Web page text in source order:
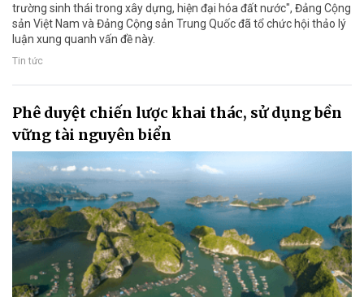
trường sinh thái trong xây dựng, hiện đại hóa đất nước", Đảng Cộng
sản Việt Nam và Đảng Cộng sản Trung Quốc đã tổ chức hội thảo lý
luận xung quanh vấn đề này.
Tin tức
Phê duyệt chiến lược khai thác, sử dụng bền
vững tài nguyên biển